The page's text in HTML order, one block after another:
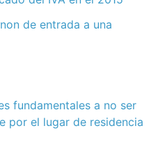
de entrada a una
fundamentales a no ser
por el lugar de residencia